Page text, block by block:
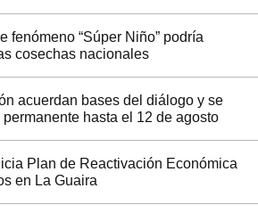
fenómeno “Súper Niño” podría
cosechas nacionales
acuerdan bases del diálogo y se
hasta el 12 de agosto
Plan de Reactivación Económica
en La Guaira